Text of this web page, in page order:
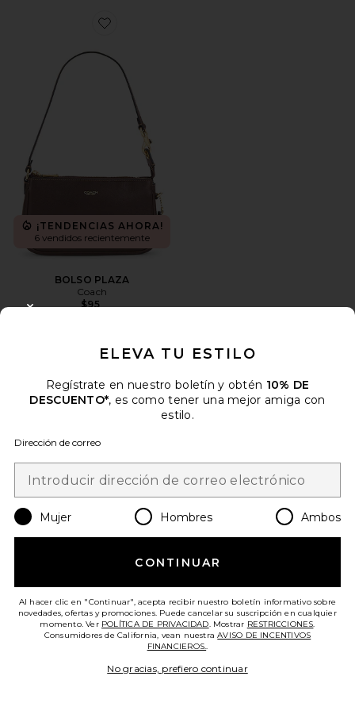
Favorite BOLSO PLAZA
¡TENDENCIAS AHORA!
6 vendidos recientemente
BOLSO PLAZA
Coach
$95
Favorite BOLSO HOMBRO ALLLURE
BOLSO HOMBRO ALLLURE
VERAFIED
$248
Favorite BOLSO HOMBRO ROSANNA
ELEVA TU ESTILO
Regístrate en nuestro boletín y obtén 10% DE
DESCUENTO*, es como tener una mejor amiga con
estilo.
Dirección de correo
Mujer Hombres Ambos
CONTINUAR
Al hacer clic en "Continuar", acepta recibir nuestro boletín informativo sobre
novedades, ofertas y promociones. Puede cancelar su suscripción en cualquier
momento. Ver POLÍTICA DE PRIVACIDAD. Mostrar RESTRICCIONES.
Consumidores de California, vean nuestraAVISO DE INCENTIVOS
FINANCIEROS..
No gracias, prefiero continuar